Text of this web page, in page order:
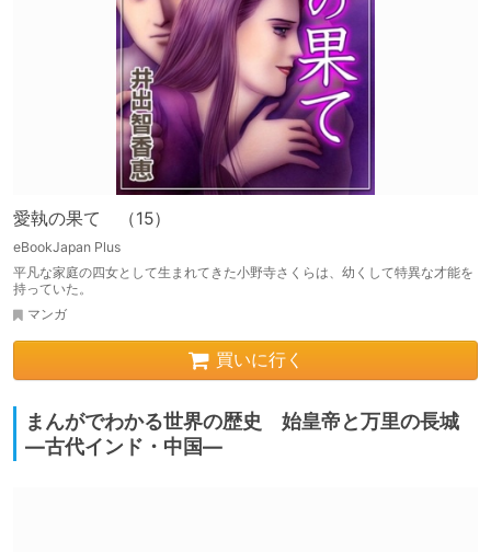
愛執の果て （15）
eBookJapan Plus
平凡な家庭の四女として生まれてきた小野寺さくらは、幼くして特異な才能を
持っていた。
マンガ
買いに行く
まんがでわかる世界の歴史 始皇帝と万里の長城
―古代インド・中国―